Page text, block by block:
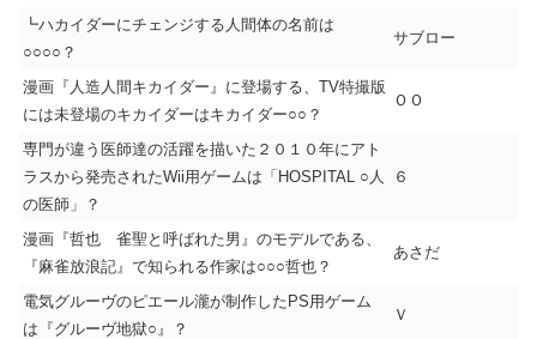
┗ハカイダーにチェンジする人間体の名前は
○○○○？
サブロー
漫画『人造人間キカイダー』に登場する、TV特撮版
には未登場のキカイダーはキカイダー○○？
ＯＯ
専門が違う医師達の活躍を描いた２０１０年にアト
ラスから発売されたWii用ゲームは「HOSPITAL ○人
の医師」？
６
漫画『哲也 雀聖と呼ばれた男』のモデルである、
『麻雀放浪記』で知られる作家は○○○哲也？
あさだ
電気グルーヴのピエール瀧が制作したPS用ゲーム
は『グルーヴ地獄○』？
Ｖ